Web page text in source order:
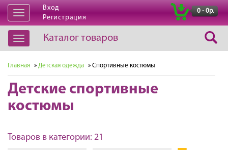
Открыть
навигацию
Вход
Регистрация
0 - 0р.
Открыть
навигацию
Каталог товаров
Главная » Детская одежда » Спортивные костюмы
Детские спортивные
костюмы
Товаров в категории: 21